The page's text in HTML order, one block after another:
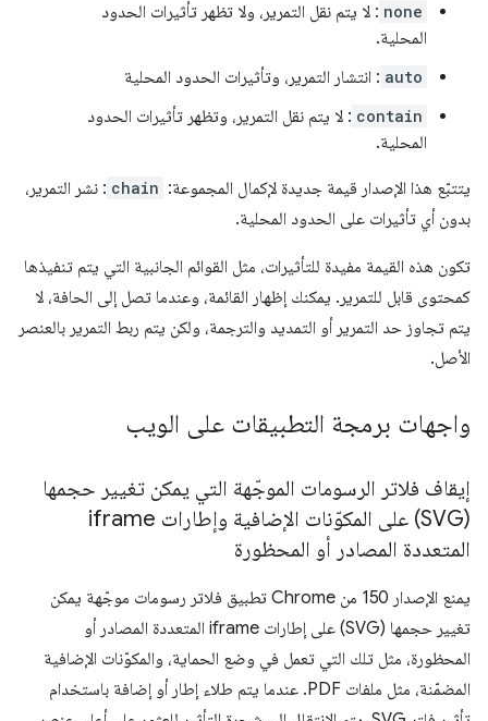
none : لا يتم نقل التمرير، ولا تظهر تأثيرات الحدود
المحلية.
auto : انتشار التمرير، وتأثيرات الحدود المحلية
contain : لا يتم نقل التمرير، وتظهر تأثيرات الحدود
المحلية.
يتتبّع هذا الإصدار قيمة جديدة لإكمال المجموعة: chain : نشر التمرير،
بدون أي تأثيرات على الحدود المحلية.
تكون هذه القيمة مفيدة للتأثيرات، مثل القوائم الجانبية التي يتم تنفيذها
كمحتوى قابل للتمرير. يمكنك إظهار القائمة، وعندما تصل إلى الحافة، لا
يتم تجاوز حد التمرير أو التمديد والترجمة، ولكن يتم ربط التمرير بالعنصر
الأصل.
واجهات برمجة التطبيقات على الويب
إيقاف فلاتر الرسومات الموجّهة التي يمكن تغيير حجمها
(SVG) على المكوّنات الإضافية وإطارات iframe
المتعددة المصادر أو المحظورة
يمنع الإصدار 150 من Chrome تطبيق فلاتر رسومات موجّهة يمكن
تغيير حجمها (SVG) على إطارات iframe المتعددة المصادر أو
المحظورة، مثل تلك التي تعمل في وضع الحماية، والمكوّنات الإضافية
المضمّنة، مثل ملفات PDF. عندما يتم طلاء إطار أو إضافة باستخدام